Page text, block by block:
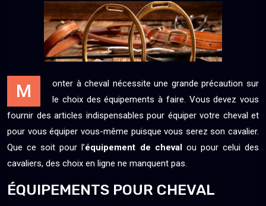
M
onter à cheval nécessite une grande précaution sur
le choix des équipements à faire. Vous devez vous
fournir des articles indispensables pour équiper votre cheval et
pour vous équiper vous-même puisque vous serez son cavalier.
Que ce soit pour l’équipement de chevalou pour celui des
cavaliers, des choix en ligne ne manquent pas.
ÉQUIPEMENTS POUR CHEVAL